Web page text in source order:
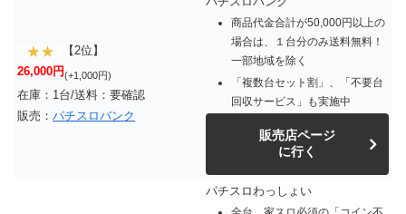
【2位】
26,000円(+1,000円)
在庫：1台/送料：要確認
販売： パチスロバンク
商品代金合計が50,000円以上の
場合は、１台分のみ送料無料！
一部地域を除く
「複数台セット割」、「不要台
回収サービス」も実施中
販売店ページ
に行く
パチスロわっしょい